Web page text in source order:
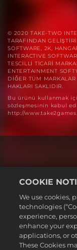
© 2020 TAKE-TWO
TARAFINDAN
SOFTWARE, 2K,
INTERACTIVE
TESCİLLİ TİCARİ
ENTERTAINMENT
DİĞER TÜM
HAKLARI SAKLIDIR.
Bu ürünü kullanmak
sözleşmesinin kabul
http://
COOKIE
We use cookies,
technologies
experience,
enhance your
applications, or
These Cookies